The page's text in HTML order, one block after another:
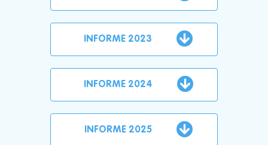
INFORME 2023
INFORME 2024
INFORME 2025